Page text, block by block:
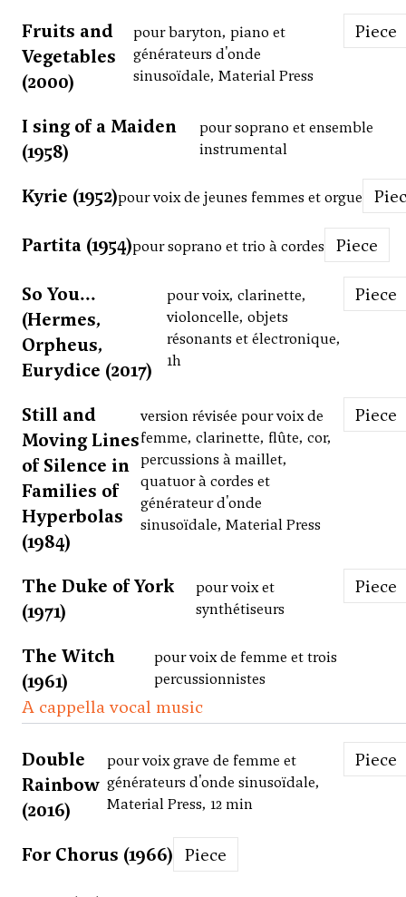
Fruits and
Vegetables
(2000)
pour baryton, piano et
générateurs d'onde
sinusoïdale, Material Press
Piece
I sing of a Maiden
(1958)
pour soprano et ensemble
instrumental
Kyrie (1952)pour voix de jeunes femmes et orgue
Partita (1954)pour soprano et trio à cordes Piece
So You...
(Hermes,
Orpheus,
Eurydice (2017)
pour voix, clarinette,
violoncelle, objets
résonants et électronique,
1h
Piece
Still and
Moving Lines
of Silence in
Families of
Hyperbolas
(1984)
version révisée pour voix de
femme, clarinette, flûte, cor,
percussions à maillet,
quatuor à cordes et
générateur d'onde
sinusoïdale, Material Press
Piece
The Duke of York
(1971)
pour voix et
synthétiseurs
Piece
The Witch
(1961)
pour voix de femme et trois
percussionnistes
A cappella vocal music
Double
Rainbow
(2016)
pour voix grave de femme et
générateurs d'onde sinusoïdale,
Material Press, 12 min
Piece
For Chorus (1966) Piece